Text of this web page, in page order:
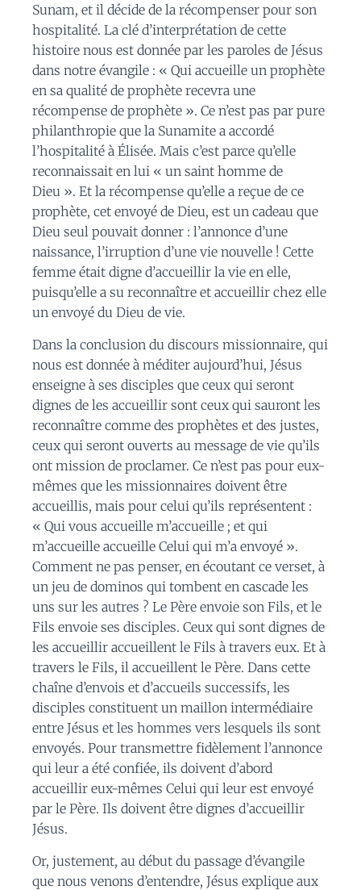
Sunam, et il décide de la récompenser pour son
hospitalité. La clé d’interprétation de cette
histoire nous est donnée par les paroles de Jésus
dans notre évangile : « Qui accueille un prophète
en sa qualité de prophète recevra une
récompense de prophète ». Ce n’est pas par pure
philanthropie que la Sunamite a accordé
l’hospitalité à Élisée. Mais c’est parce qu’elle
reconnaissait en lui « un saint homme de
Dieu ». Et la récompense qu’elle a reçue de ce
prophète, cet envoyé de Dieu, est un cadeau que
Dieu seul pouvait donner : l’annonce d’une
naissance, l’irruption d’une vie nouvelle ! Cette
femme était digne d’accueillir la vie en elle,
puisqu’elle a su reconnaître et accueillir chez elle
un envoyé du Dieu de vie.
Dans la conclusion du discours missionnaire, qui
nous est donnée à méditer aujourd’hui, Jésus
enseigne à ses disciples que ceux qui seront
dignes de les accueillir sont ceux qui sauront les
reconnaître comme des prophètes et des justes,
ceux qui seront ouverts au message de vie qu’ils
ont mission de proclamer. Ce n’est pas pour eux-
mêmes que les missionnaires doivent être
accueillis, mais pour celui qu’ils représentent :
« Qui vous accueille m’accueille ; et qui
m’accueille accueille Celui qui m’a envoyé ».
Comment ne pas penser, en écoutant ce verset, à
un jeu de dominos qui tombent en cascade les
uns sur les autres ? Le Père envoie son Fils, et le
Fils envoie ses disciples. Ceux qui sont dignes de
les accueillir accueillent le Fils à travers eux. Et à
travers le Fils, il accueillent le Père. Dans cette
chaîne d’envois et d’accueils successifs, les
disciples constituent un maillon intermédiaire
entre Jésus et les hommes vers lesquels ils sont
envoyés. Pour transmettre fidèlement l’annonce
qui leur a été confiée, ils doivent d’abord
accueillir eux-mêmes Celui qui leur est envoyé
par le Père. Ils doivent être dignes d’accueillir
Jésus.
Or, justement, au début du passage d’évangile
que nous venons d’entendre, Jésus explique aux